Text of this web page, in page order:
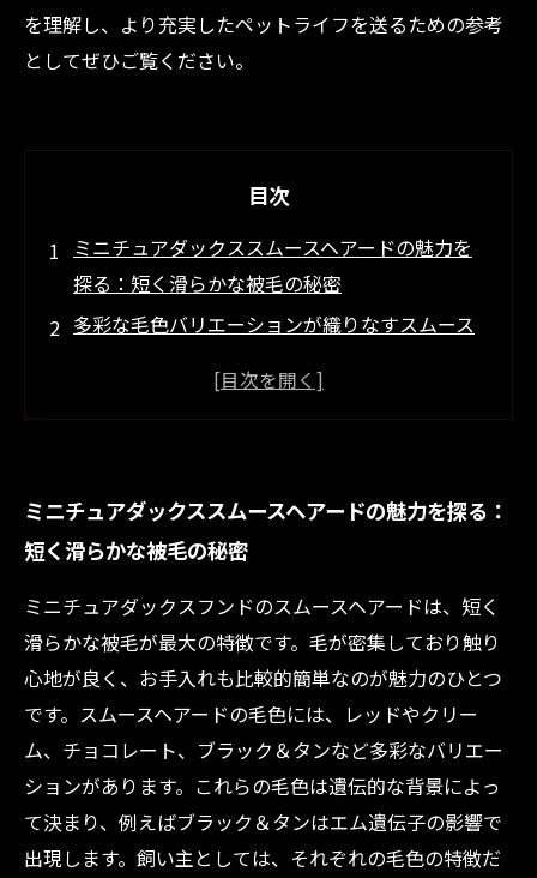
を理解し、より充実したペットライフを送るための参考
としてぜひご覧ください。
目次
ミニチュアダックススムースヘアードの魅力を
探る：短く滑らかな被毛の秘密
多彩な毛色バリエーションが織りなすスムース
ブリーダーが語る！スムースヘアードの遺伝的
のポイント
スムースヘアードと共に過ごす日々：健康で美
しい毛色を守る秘訣
スムースヘアードの魅力を深掘り！色と特徴で
選ぶ新しいパートナー
ミニチュアダックススムースヘアードの全て：
飼い主が知っておくべきポイント
ミニチュアダックススムースヘアードの魅力を探る：
短く滑らかな被毛の秘密
ミニチュアダックスフンドのスムースヘアードは、短く
滑らかな被毛が最大の特徴です。毛が密集しており触り
心地が良く、お手入れも比較的簡単なのが魅力のひとつ
です。スムースヘアードの毛色には、レッドやクリー
ム、チョコレート、ブラック＆タンなど多彩なバリエー
ションがあります。これらの毛色は遺伝的な背景によっ
て決まり、例えばブラック＆タンはエム遺伝子の影響で
出現します。飼い主としては、それぞれの毛色の特徴だ